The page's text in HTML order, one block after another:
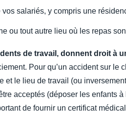
salariés, y compris une
ou tout autre lieu où les repas
de travail, donnent droit à
Pour qu’un accident sur le
et le lieu de travail (ou
acceptés (déposer les enfants
de fournir un certificat